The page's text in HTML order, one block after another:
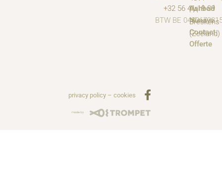
Aanbod
Nieuws
Contact
Offerte
+32 56 41 19 89
BTW BE
PA
Breskens
(Zeeland)
privacy policy– cookies